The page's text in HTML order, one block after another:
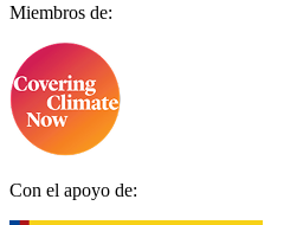
Miembros de:
Con el apoyo de: